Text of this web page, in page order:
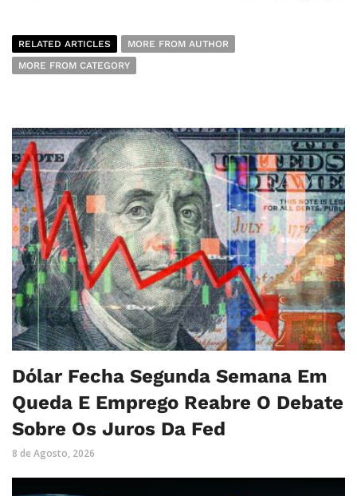
RELATED ARTICLES
MORE FROM AUTHOR
MORE FROM CATEGORY
Dólar Fecha Segunda Semana Em
Queda E Emprego Reabre O Debate
Sobre Os Juros Da Fed
8 de Agosto, 2026